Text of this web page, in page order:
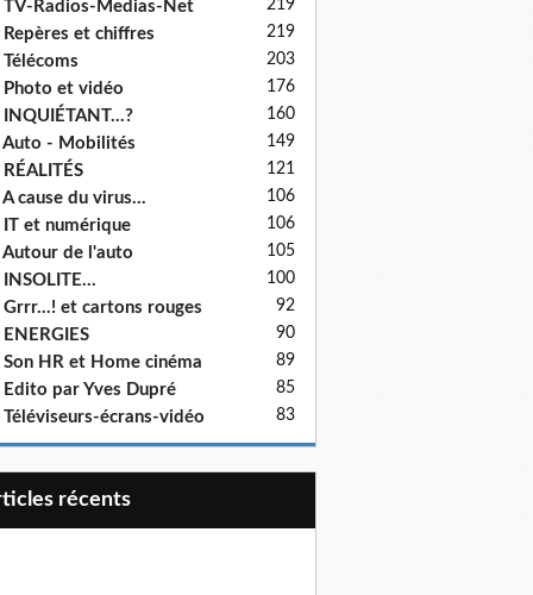
Radios-Medias-Net 219
et chiffres 219
203
et vidéo 176
160
Auto - Mobilités 149
121
cause du virus... 106
et numérique 106
de l'auto 105
100
et cartons rouges 92
90
HR et Home cinéma 89
par Yves Dupré 85
écrans-vidéo 83
récents